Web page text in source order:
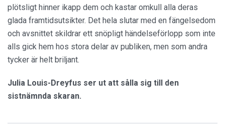
plötsligt hinner ikapp dem och kastar omkull alla deras
glada framtidsutsikter. Det hela slutar med en fängelsedom
och avsnittet skildrar ett snöpligt händelseförlopp som inte
alls gick hem hos stora delar av publiken, men som andra
tycker är helt briljant.
Julia Louis-Dreyfus ser ut att sålla sig till den
sistnämnda skaran.